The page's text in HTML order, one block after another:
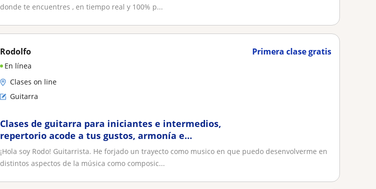
donde te encuentres , en tiempo real y 100% p...
Primera clase gratis
Rodolfo
En línea
Clases on line
Guitarra
Clases de guitarra para iniciantes e intermedios,
repertorio acode a tus gustos, armonía e
improvisación para iniciantes e intermedios
¡Hola soy Rodo! Guitarrista. He forjado un trayecto como musico en que puedo desenvolverme en
distintos aspectos de la música como composic...